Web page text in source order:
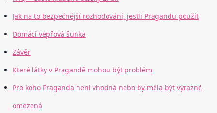
Jak na to bezpečnější rozhodování, jestli Pragandu použít
Domácí vepřová šunka
Závěr
Které látky v Pragandě mohou být problém
Pro koho Praganda není vhodná nebo by měla být výrazně
omezená